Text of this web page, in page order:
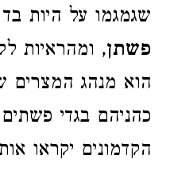
שגמגמו על היות בד
פשתן, ומהראיות
הוא מנהג המצרים
כהניהם בגדי